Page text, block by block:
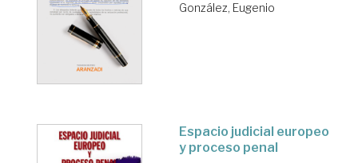
González, Eugenio
Espacio judicial europeo
y proceso penal